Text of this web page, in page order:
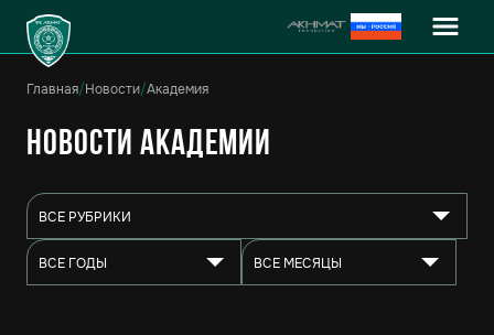
Главная/Новости/Академия
Новости Академии
ВСЕ РУБРИКИ
ВСЕ ГОДЫ ВСЕ МЕСЯЦЫ